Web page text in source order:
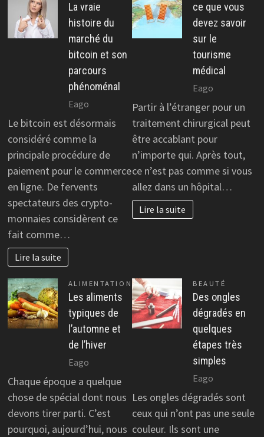
La vraie
histoire du
marché du
bitcoin et son
parcours
phénoménal
Eago
Le bitcoin est désormais
considéré comme la
principale procédure de
paiement pour le commerce
en ligne. De fervents
spectateurs des crypto-
monnaies considèrent ce
fait comme…
Lire la suite
ce que vous
devez savoir
sur le
tourisme
médical
Eago
Partir à l’étranger pour un
traitement chirurgical peut
être accablant pour
n’importe qui. Après tout,
ce n’est pas comme si vous
allez dans un hôpital…
Lire la suite
ALIMENTATION
Les aliments
typiques de
l’automne et
de l’hiver
Eago
Chaque époque a quelque
chose de spécial dont nous
devons tirer parti. C’est
pourquoi, aujourd’hui, nous
BEAUTÉ
Des ongles
dégradés en
quelques
étapes très
simples
Eago
Les ongles dégradés sont
ceux qui n’ont pas une seule
couleur. Ils sont une